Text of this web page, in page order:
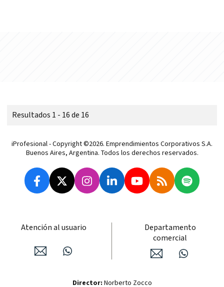
Resultados 1 - 16 de 16
iProfesional - Copyright ©2026. Emprendimientos Corporativos S.A.
Buenos Aires, Argentina. Todos los derechos reservados.
Atención al usuario
Departamento
comercial
Director: Norberto Zocco